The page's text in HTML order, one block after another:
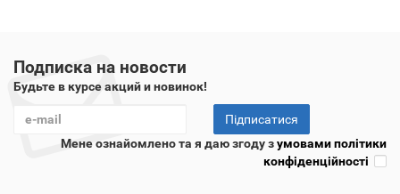
Подписка на новости
Будьте в курсе акций и новинок!
Підписатися
Мене ознайомлено та я даю згоду зумовами політики
конфіденційності